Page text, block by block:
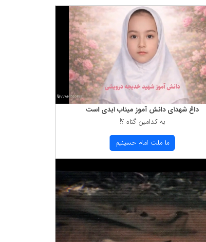
داغ شهدای دانش آموز میناب ابدی است
به كدامین گناه ؟!
ما ملت امام حسینیم